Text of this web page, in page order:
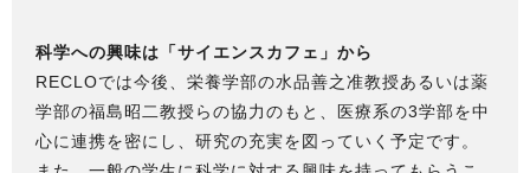
科学への興味は「サイエンスカフェ」から
RECLOでは今後、栄養学部の水品善之准教授あるいは薬
学部の福島昭二教授らの協力のもと、医療系の3学部を中
心に連携を密にし、研究の充実を図っていく予定です。